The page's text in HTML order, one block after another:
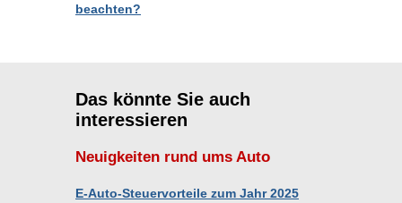
beachten?
Das könnte Sie auch
interessieren
Neuigkeiten rund ums Auto
E-Auto-Steuervorteile zum Jahr 2025